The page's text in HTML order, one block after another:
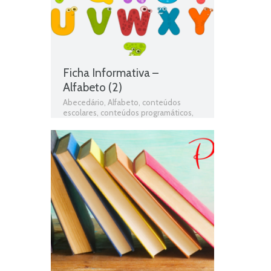
língua portuguesa ,teste de português
testes de Língua portuguesa
Testes
de Português
Texto em verso, Texto
Texto Narrativo
Ficha Informativa –
Alfabeto (2)
Abecedário Alfabeto conteúdos
escolares conteúdos programáticos
Ficha de avaliação,ficha de língua
portuguesa
Ficha de português ,
Ficha
de Trabalho, Ficha de Trabalho 2º Ano
Português,Ficha Informativa 2º Ano
Português
Fichas de Língua
portuguesa, Fichas de Português,fichas
online, fichas para estudar,fichas para
imprimir, matéria de português 2º ano,
Português, Português programa,
programa de português 2º ano
resumos das matérias ,Teste de
Avaliação
teste de língua portuguesa,
teste de português,testes de Língua
portuguesa,Testes de Português,